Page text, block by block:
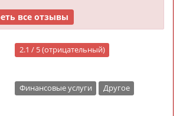
все отзывы
2.1 / 5 (отрицательный)
Финансовые услуги Другое